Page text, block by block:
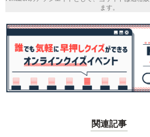
ます。
関連記事